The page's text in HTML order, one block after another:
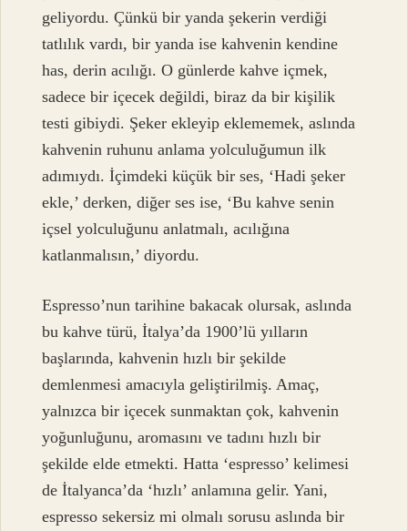
geliyordu. Çünkü bir yanda şekerin verdiği
tatlılık vardı, bir yanda ise kahvenin kendine
has, derin acılığı. O günlerde kahve içmek,
sadece bir içecek değildi, biraz da bir kişilik
testi gibiydi. Şeker ekleyip eklememek, aslında
kahvenin ruhunu anlama yolculuğumun ilk
adımıydı. İçimdeki küçük bir ses, ‘Hadi şeker
ekle,’ derken, diğer ses ise, ‘Bu kahve senin
içsel yolculuğunu anlatmalı, acılığına
katlanmalısın,’ diyordu.
Espresso’nun tarihine bakacak olursak, aslında
bu kahve türü, İtalya’da 1900’lü yılların
başlarında, kahvenin hızlı bir şekilde
demlenmesi amacıyla geliştirilmiş. Amaç,
yalnızca bir içecek sunmaktan çok, kahvenin
yoğunluğunu, aromasını ve tadını hızlı bir
şekilde elde etmekti. Hatta ‘espresso’ kelimesi
de İtalyanca’da ‘hızlı’ anlamına gelir. Yani,
espresso sekersiz mi olmalı sorusu aslında bir